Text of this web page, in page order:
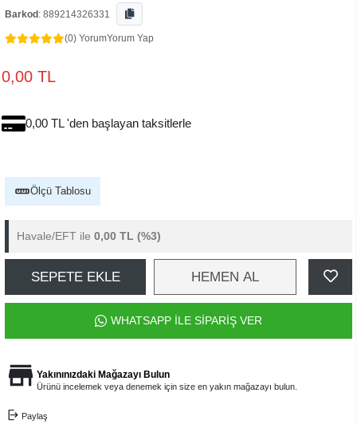
Barkod : 889214326331
(0) YorumYorum Yap
0,00 TL
0,00 TL 'den başlayan taksitlerle
Ölçü Tablosu
Havale/EFT ile 0,00 TL (%3)
SEPETE EKLE HEMEN AL
WHATSAPP İLE SİPARİŞ VER
Yakınınızdaki Mağazayı Bulun
Ürünü incelemek veya denemek için size en yakın mağazayı bulun.
Paylaş